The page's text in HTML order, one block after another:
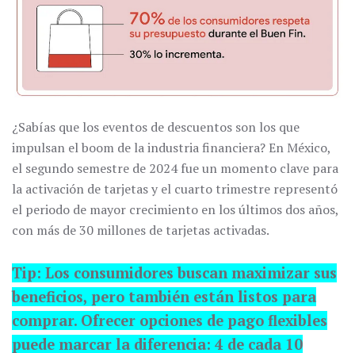
¿Sabías que los eventos de descuentos son los que
impulsan el boom de la industria financiera? En México,
el segundo semestre de 2024 fue un momento clave para
la activación de tarjetas y el cuarto trimestre representó
el periodo de mayor crecimiento en los últimos dos años,
con más de 30 millones de tarjetas activadas.
Tip: Los consumidores buscan maximizar sus
beneficios, pero también están listos para
comprar. Ofrecer opciones de pago flexibles
puede marcar la diferencia: 4 de cada 10